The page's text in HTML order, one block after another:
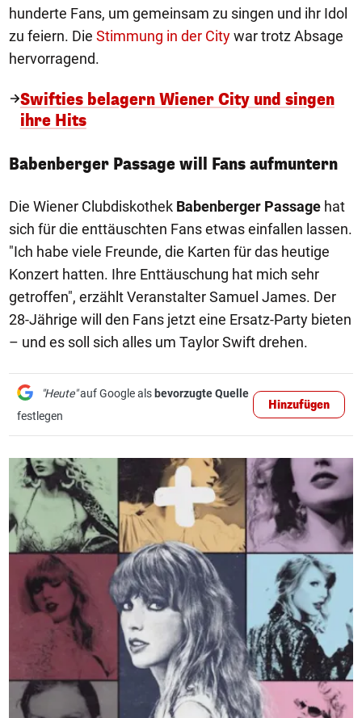
hunderte Fans, um gemeinsam zu singen und ihr Idol
zu feiern. Die Stimmung in der Citywar trotz Absage
hervorragend.
Swifties belagern Wiener City und singen
ihre Hits
Babenberger Passage will Fans aufmuntern
Die Wiener Clubdiskothek Babenberger Passage hat
sich für die enttäuschten Fans etwas einfallen lassen.
"Ich habe viele Freunde, die Karten für das heutige
Konzert hatten. Ihre Enttäuschung hat mich sehr
getroffen", erzählt Veranstalter Samuel James. Der
28-Jährige will den Fans jetzt eine Ersatz-Party bieten
– und es soll sich alles um Taylor Swift drehen.
"Heute"auf Google als bevorzugte Quelle
festlegen
Hinzufügen